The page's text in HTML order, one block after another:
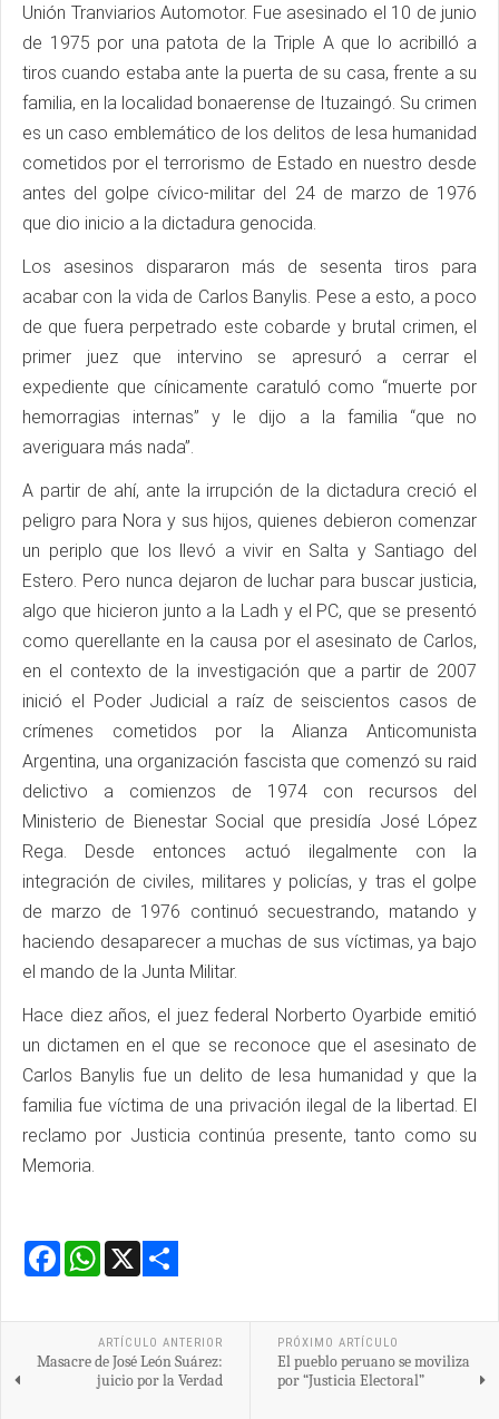
Unión Tranviarios Automotor. Fue asesinado el 10 de junio
de 1975 por una patota de la Triple A que lo acribilló a
tiros cuando estaba ante la puerta de su casa, frente a su
familia, en la localidad bonaerense de Ituzaingó. Su crimen
es un caso emblemático de los delitos de lesa humanidad
cometidos por el terrorismo de Estado en nuestro desde
antes del golpe cívico-militar del 24 de marzo de 1976
que dio inicio a la dictadura genocida.
Los asesinos dispararon más de sesenta tiros para
acabar con la vida de Carlos Banylis. Pese a esto, a poco
de que fuera perpetrado este cobarde y brutal crimen, el
primer juez que intervino se apresuró a cerrar el
expediente que cínicamente caratuló como “muerte por
hemorragias internas” y le dijo a la familia “que no
averiguara más nada”.
A partir de ahí, ante la irrupción de la dictadura creció el
peligro para Nora y sus hijos, quienes debieron comenzar
un periplo que los llevó a vivir en Salta y Santiago del
Estero. Pero nunca dejaron de luchar para buscar justicia,
algo que hicieron junto a la Ladh y el PC, que se presentó
como querellante en la causa por el asesinato de Carlos,
en el contexto de la investigación que a partir de 2007
inició el Poder Judicial a raíz de seiscientos casos de
crímenes cometidos por la Alianza Anticomunista
Argentina, una organización fascista que comenzó su raid
delictivo a comienzos de 1974 con recursos del
Ministerio de Bienestar Social que presidía José López
Rega. Desde entonces actuó ilegalmente con la
integración de civiles, militares y policías, y tras el golpe
de marzo de 1976 continuó secuestrando, matando y
haciendo desaparecer a muchas de sus víctimas, ya bajo
el mando de la Junta Militar.
Hace diez años, el juez federal Norberto Oyarbide emitió
un dictamen en el que se reconoce que el asesinato de
Carlos Banylis fue un delito de lesa humanidad y que la
familia fue víctima de una privación ilegal de la libertad. El
reclamo por Justicia continúa presente, tanto como su
Memoria.
Facebook
WhatsApp
ARTÍCULO ANTERIOR
Masacre de José León Suárez:
juicio por la Verdad
PRÓXIMO ARTÍCULO
El pueblo peruano se moviliza
por “Justicia Electoral”